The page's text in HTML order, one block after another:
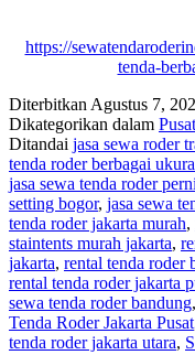
https://
tenda-
Diterbitkan Agustus 7,
Dikategorikan dalam
Ditandai jasa sewa roder
tenda roder berbagai
jasa sewa tenda roder
setting bogor, jasa sewa
tenda roder jakarta murah,
staintents murah jakarta,
jakarta, rental tenda roder
rental tenda roder jakarta
sewa tenda roder bandung,
Tenda Roder Jakarta Pusat
tenda roder jakarta utara,